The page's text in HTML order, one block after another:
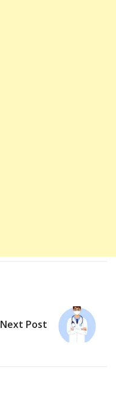
Next Post